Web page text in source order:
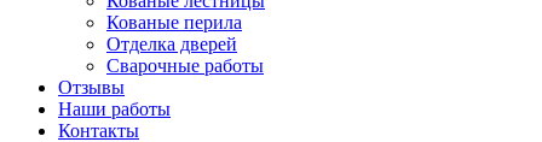
Кованые перила
Отделка дверей
Сварочные работы
Отзывы
Наши работы
Контакты